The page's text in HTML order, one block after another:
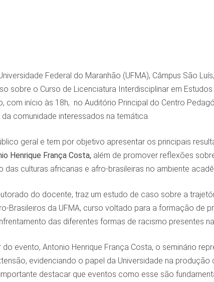
Federal do Maranhão (UFMA), Câmpus São
sobre o Curso de Licenciatura Interdisciplinar em
com início às 18h, no Auditório Principal do Centro
comunidade interessados na temática.
geral e tem por objetivo apresentar os principais
Henrique França Costa,além de promover reflexões
das culturas africanas e afro-brasileiras no ambiente
do docente, traz um estudo de caso sobre a
Brasileiros da UFMA, curso voltado para a formação
das diferentes formas de racismo presentes
evento, Antonio Henrique França Costa, o seminário
evidenciando o papel da Universidade na
destacar que eventos como esse são